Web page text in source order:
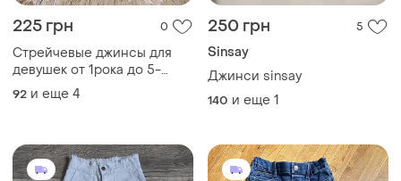
225 грн 0
Стрейчевые джинсы для
девушек от 1рока до 5-
6рочков
92 и еще 4
250 грн 5
Sinsay
Джинси sinsay
140 и еще 1